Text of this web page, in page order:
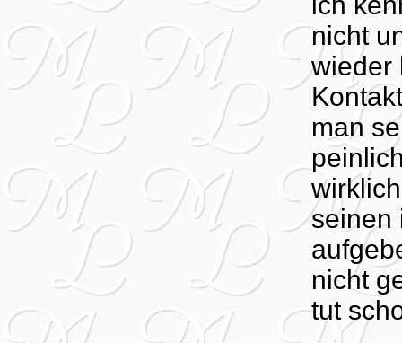
nicht
wieder
man
seinen
nicht
tut